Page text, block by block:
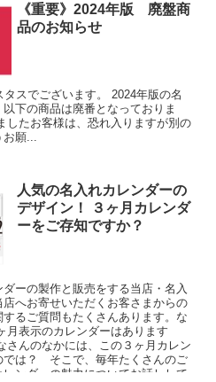
《重要》2024年版 廃盤商
品のお知らせ
スでございます。 2024年版の名
下の商品は廃番となっておりま
したお客様は、恐れ入りますが別の
お願...
人気の名入れカレンダーの
デザイン！ ３ヶ月カレンダ
ーをご存知ですか？
ーの製作と販売をする当店・名入
へお寄せいただくお客さまからの
るご質問もたくさんあります。な
月表示のカレンダーはあります
さんのなかには、この３ヶ月カレン
では？ そこで、毎年たくさんのご
ンダーの魅力についてお話しして